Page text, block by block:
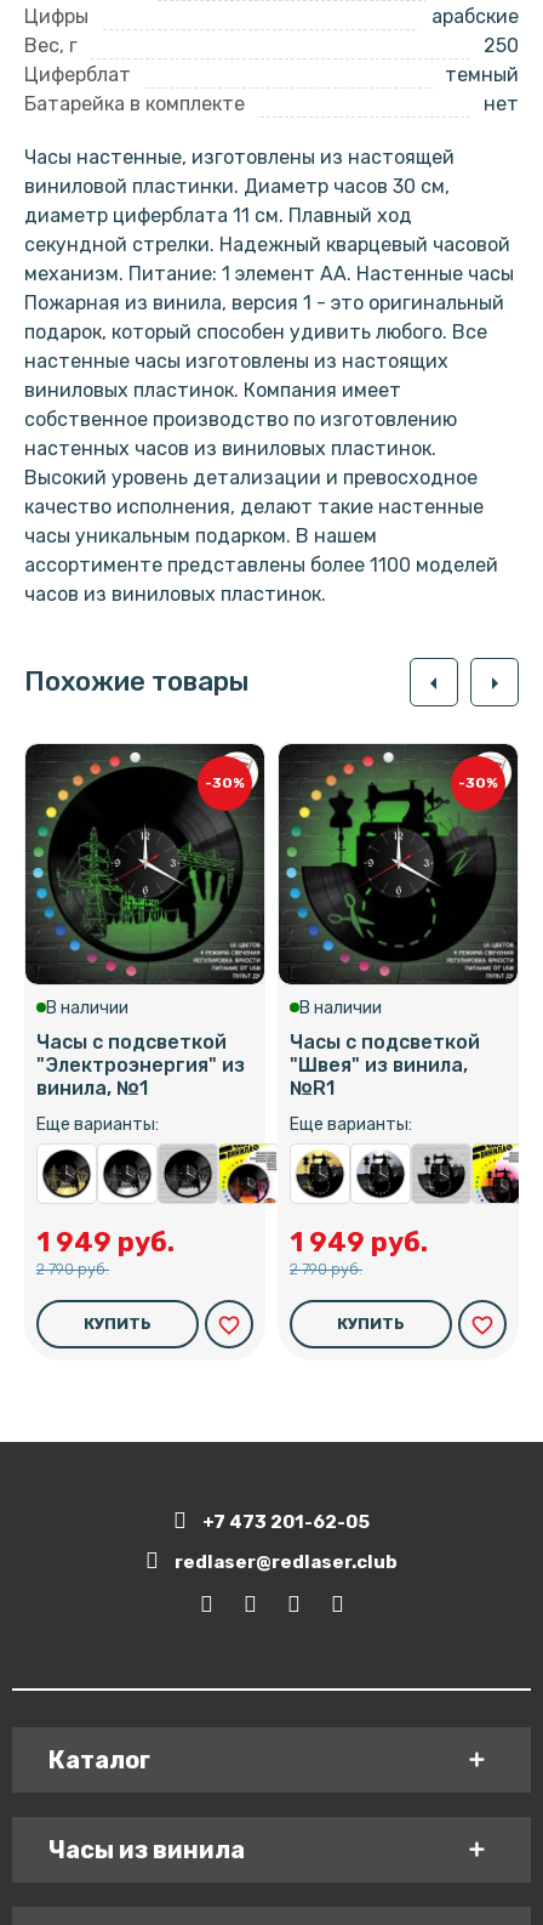
Цифры
арабские
Вес, г
250
Циферблат
темный
Батарейка в комплекте
нет
Часы настенные, изготовлены из настоящей
виниловой пластинки. Диаметр часов 30 см,
диаметр циферблата 11 см. Плавный ход
секундной стрелки. Надежный кварцевый часовой
механизм. Питание: 1 элемент АА. Настенные часы
Пожарная из винила, версия 1 - это оригинальный
подарок, который способен удивить любого. Все
настенные часы изготовлены из настоящих
виниловых пластинок. Компания имеет
собственное производство по изготовлению
настенных часов из виниловых пластинок.
Высокий уровень детализации и превосходное
качество исполнения, делают такие настенные
часы уникальным подарком. В нашем
ассортименте представлены более 1100 моделей
часов из виниловых пластинок.
Похожие товары arrow_left arrow_right
-30%
В наличии
Часы с подсветкой
"Электроэнергия" из
винила, №1
Еще варианты:
1 949 руб.
2 790 руб.
КУПИТЬ favorite_border
-30%
В наличии
Часы с подсветкой
"Швея" из винила,
№R1
Еще варианты:
1 949 руб.
2 790 руб.
КУПИТЬ favorite_border
+7 473 201-62-05
redlaser@redlaser.club
Каталог
Часы из винила